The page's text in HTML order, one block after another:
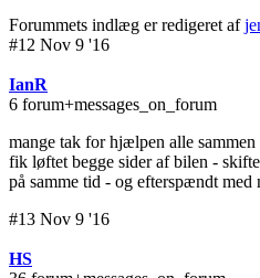
Forummets indlæg er redigeret af
#12 Nov 9 '16
IanR
6 forum+messages_on_forum
mange tak for hjælpen alle
fik løftet begge sider af bilen -
på samme tid - og efterspændt
#13 Nov 9 '16
HS